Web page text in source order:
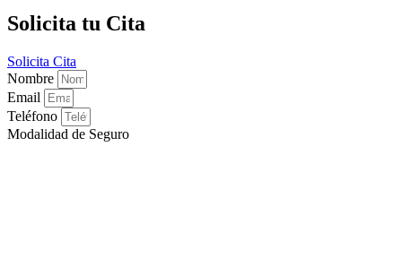
Solicita tu Cita
Solicita Cita
Nombre
Email
Teléfono
Modalidad de Seguro